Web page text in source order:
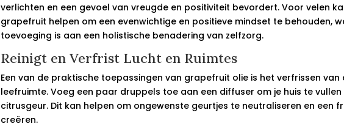
verlichten en een gevoel van vreugde en positiviteit bevordert. Voor velen
grapefruit helpen om een evenwichtige en positieve mindset te behouden,
toevoeging is aan een holistische benadering van zelfzorg.
Reinigt en Verfrist Lucht en Ruimtes
Een van de praktische toepassingen van grapefruit olie is het verfrissen van
leefruimte. Voeg een paar druppels toe aan een diffuser om je huis te vullen
citrusgeur. Dit kan helpen om ongewenste geurtjes te neutraliseren en een
creëren.